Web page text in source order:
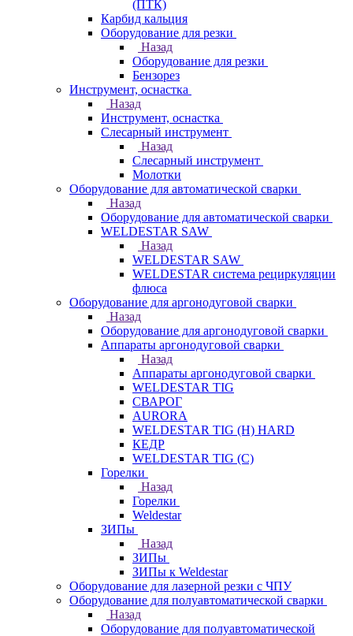
(ПТК)
Карбид кальция
Оборудование для резки
Назад
Оборудование для резки
Бензорез
Инструмент, оснастка
Назад
Инструмент, оснастка
Слесарный инструмент
Назад
Слесарный инструмент
Молотки
Оборудование для автоматической сварки
Назад
Оборудование для автоматической сварки
WELDESTAR SAW
Назад
WELDESTAR SAW
WELDESTAR система рециркуляции
флюса
Оборудование для аргонодуговой сварки
Назад
Оборудование для аргонодуговой сварки
Аппараты аргонодуговой сварки
Назад
Аппараты аргонодуговой сварки
WELDESTAR TIG
СВАРОГ
AURORA
WELDESTAR TIG (H) HARD
КЕДР
WELDESTAR TIG (С)
Горелки
Назад
Горелки
Weldestar
ЗИПы
Назад
ЗИПы
ЗИПы к Weldestar
Оборудование для лазерной резки с ЧПУ
Оборудование для полуавтоматической сварки
Назад
Оборудование для полуавтоматической